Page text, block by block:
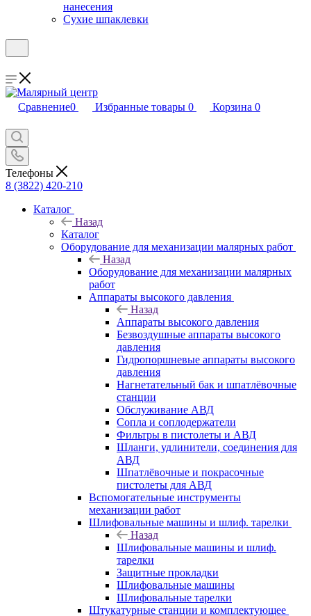
нанесения
Сухие шпаклевки
Сравнение0 Избранные товары 0 Корзина 0
Телефоны
8 (3822) 420-210
Каталог
Назад
Каталог
Оборудование для механизации малярных работ
Назад
Оборудование для механизации малярных
работ
Аппараты высокого давления
Назад
Аппараты высокого давления
Безвоздушные аппараты высокого
давления
Гидропоршневые аппараты высокого
давления
Нагнетательный бак и шпатлёвочные
станции
Обслуживание АВД
Сопла и соплодержатели
Фильтры в пистолеты и АВД
Шланги, удлинители, соединения для
АВД
Шпатлёвочные и покрасочные
пистолеты для АВД
Вспомогательные инструменты
механизации работ
Шлифовальные машины и шлиф. тарелки
Назад
Шлифовальные машины и шлиф.
тарелки
Защитные прокладки
Шлифовальные машины
Шлифовальные тарелки
Штукатурные станции и комплектующее